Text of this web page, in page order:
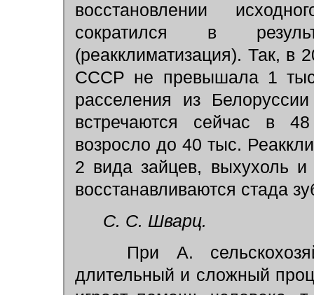
восстановлении
сократился в
(реакклиматизация). Так, в
СССР не превышала 1 тыс.
расселения из
встречаются сейчас в
возросло до 40 тыс.
2 вида зайцев, выхухоль
восстанавливаются стада
С. С. Шварц.
При А.
длительный и сложный